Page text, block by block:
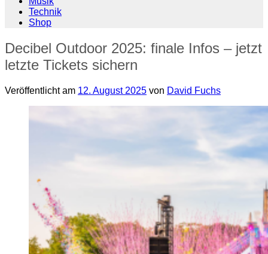
Technik
Shop
Decibel Outdoor 2025: finale Infos – jetzt
letzte Tickets sichern
Veröffentlicht am 12. August 2025 von David Fuchs